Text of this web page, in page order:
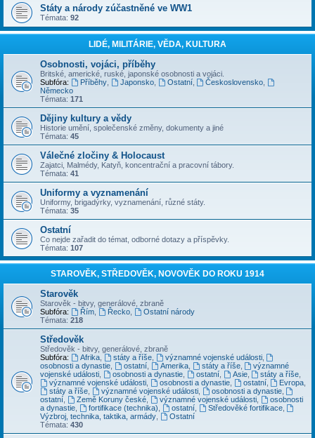
Státy a národy zúčastněné ve WW1
Témata: 92
LIDÉ, MILITÁRIE, VĚDA, KULTURA
Osobnosti, vojáci, příběhy
Britské, americké, ruské, japonské osobnosti a vojáci.
Subfóra:
Příběhy, Japonsko, Ostatní, Československo
Německo
Témata: 171
Dějiny kultury a vědy
Historie umění, společenské změny, dokumenty a jiné
Témata: 45
Válečné zločiny & Holocaust
Zajatci, Malmédy, Katyň, koncentrační a pracovní tábory.
Témata: 41
Uniformy a vyznamenání
Uniformy, brigadýrky, vyznamenání, různé státy.
Témata: 35
Ostatní
Co nejde zařadit do témat, odborné dotazy a příspěvky.
Témata: 107
STAROVĚK, STŘEDOVĚK, NOVOVĚK DO ROKU 1914
Starověk
Starověk - bitvy, generálové, zbraně
Subfóra:
Řím, Řecko,
Ostatní národy
Témata: 218
Středověk
Středověk - bitvy, generálové, zbraně
Subfóra:
Afrika, státy a říše, významné vojenské události,
osobnosti a dynastie
ostatní, Amerika, státy a říše,
významné
vojenské události
osobnosti a dynastie, ostatní, Asie, státy a říše
významné vojenské události, osobnosti a dynastie, ostatní, Evropa
státy a říše, významné vojenské události, osobnosti a dynastie,
ostatní
Země Koruny české, významné vojenské události,
osobnosti
a dynastie
fortifikace (technika) ostatní, Středověké fortifikace,
Výzbroj, technika, taktika, armády
Ostatní
Témata: 430